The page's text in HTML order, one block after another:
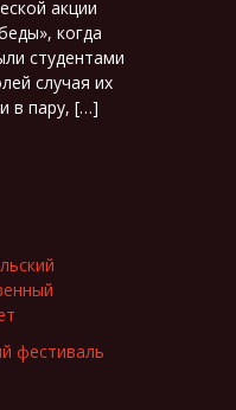
акции
когда
студентами
случая их
в пару, […]
фестиваль